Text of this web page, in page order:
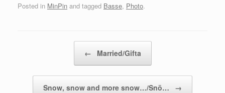
Posted in MinPin and tagged Basse, Photo.
← Married/Gifta
Snow, snow and more snow…/Snö… →